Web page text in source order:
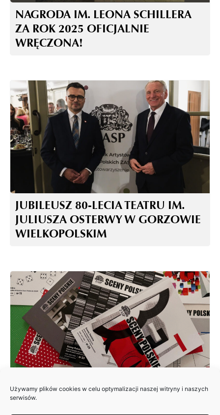
Używamy plików cookies w celu optymalizacji naszej witryny i naszych
serwisów.
NAGRODA IM. LEONA SCHILLERA
ZA ROK 2025 OFICJALNIE
WRĘCZONA!
JUBILEUSZ 80-LECIA TEATRU IM.
JULIUSZA OSTERWY W GORZOWIE
WIELKOPOLSKIM
ZAPRASZAMY DO NADSYŁANIA